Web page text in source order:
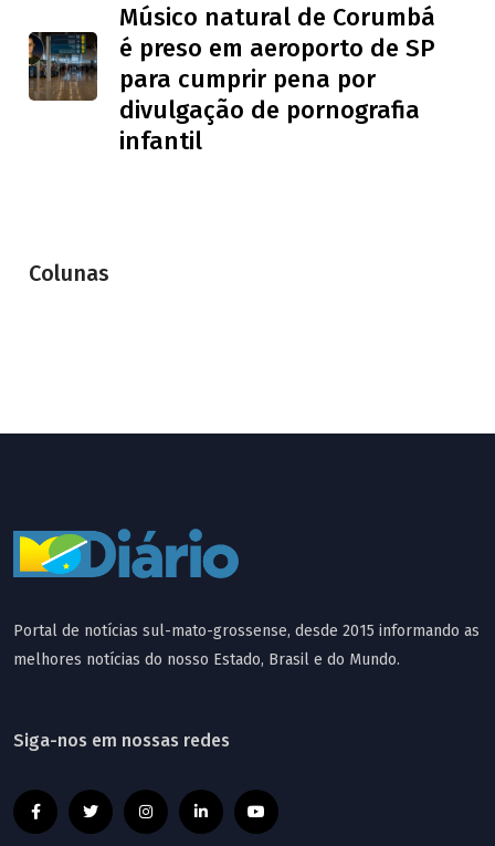
Músico natural de Corumbá
é preso em aeroporto de SP
para cumprir pena por
divulgação de pornografia
infantil
Colunas
Portal de notícias sul-mato-grossense, desde 2015 informando as
melhores notícias do nosso Estado, Brasil e do Mundo.
Siga-nos em nossas redes